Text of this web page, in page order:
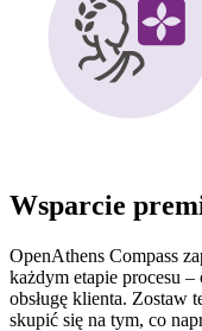
Wsparcie
OpenAthens Compass
każdym etapie procesu
obsługę klienta. Zostaw
skupić się na tym, co